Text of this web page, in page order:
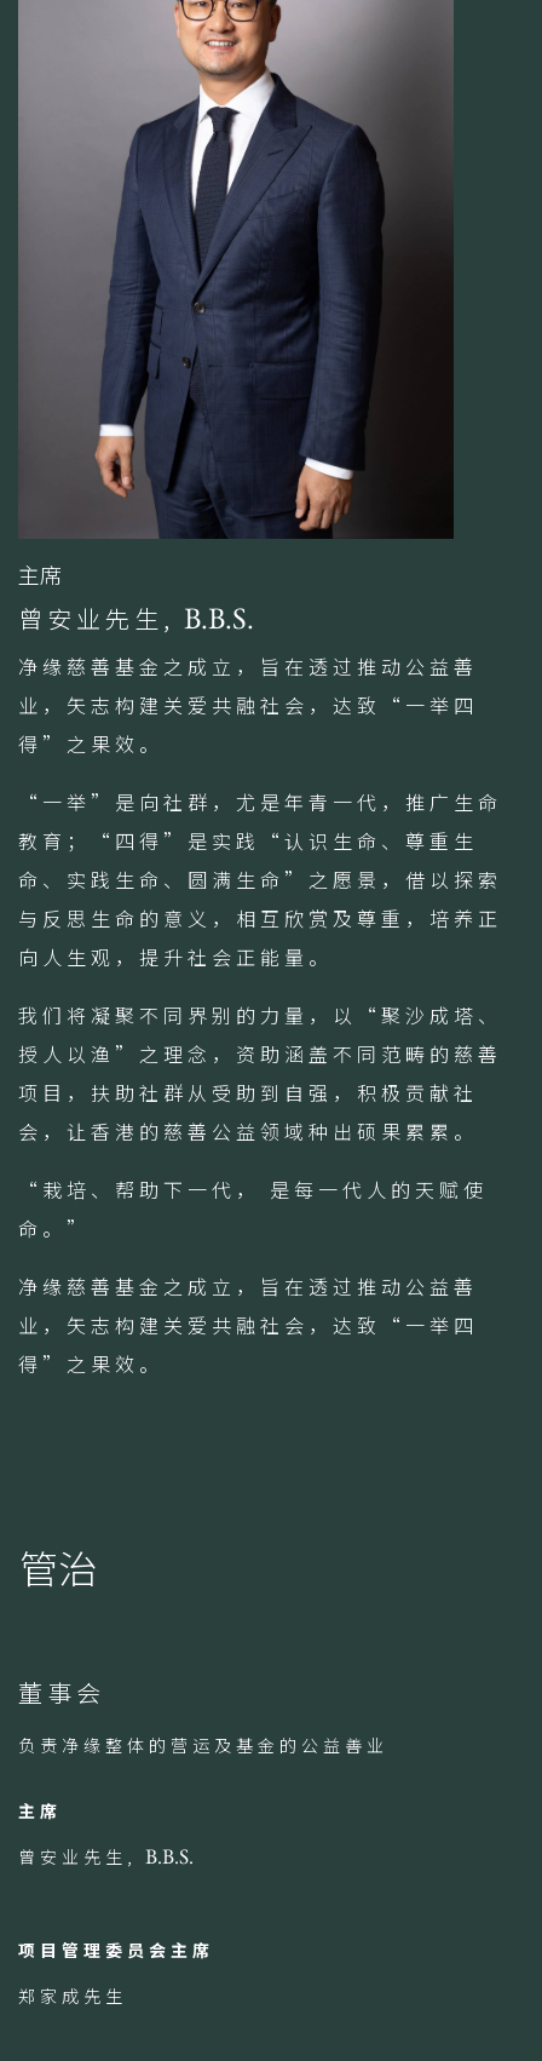
净缘慈善基金之成立，旨在透过推动公益善
业，矢志构建关爱共融社会，达致“一举四
得”之果效。
“一举”是向社群，尤是年青一代，推广生命
教育；“四得”是实践“认识生命、尊重生
命、实践生命、圆满生命”之愿景，借以探索
与反思生命的意义，相互欣赏及尊重，培养正
向人生观，提升社会正能量。
我们将凝聚不同界别的力量，以“聚沙成塔、
授人以渔”之理念，资助涵盖不同范畴的慈善
项目，扶助社群从受助到自强，积极贡献社
会，让香港的慈善公益领域种出硕果累累。
“栽培、帮助下一代， 是每一代人的天赋使
命。”
净缘慈善基金之成立，旨在透过推动公益善
业，矢志构建关爱共融社会，达致“一举四
得”之果效。
主席
曾安业先生, B.B.S.
管治
董事会
负责净缘整体的营运及基金的公益善业
主席
曾安业先生, B.B.S.
项目管理委员会主席
郑家成先生